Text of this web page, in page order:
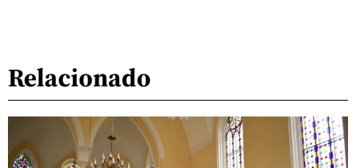
Relacionado